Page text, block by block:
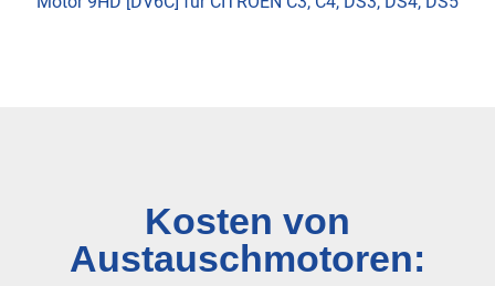
Kosten von
Austauschmotoren: